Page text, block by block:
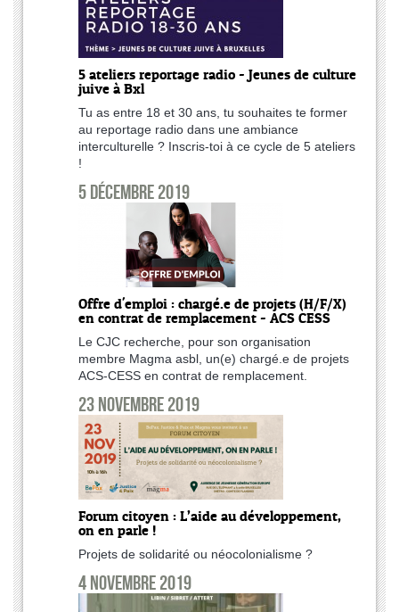
5 ateliers reportage radio - Jeunes de culture
juive à Bxl
Tu as entre 18 et 30 ans, tu souhaites te former
au reportage radio dans une ambiance
interculturelle ? Inscris-toi à ce cycle de 5 ateliers
!
5 décembre 2019
Offre d'emploi : chargé.e de projets (H/F/X)
en contrat de remplacement - ACS CESS
Le CJC recherche, pour son organisation
membre Magma asbl, un(e) chargé.e de projets
ACS-CESS en contrat de remplacement.
23 novembre 2019
Forum citoyen : L’aide au développement,
on en parle !
Projets de solidarité ou néocolonialisme ?
4 novembre 2019